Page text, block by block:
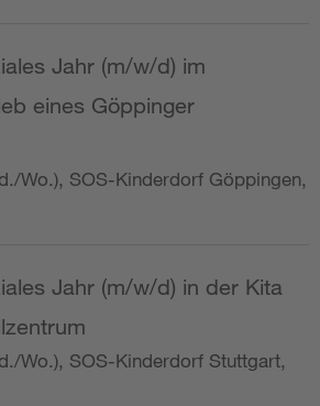
Jahr (m/w/d) im
eines Göppinger
Wo.), SOS-Kinderdorf Göppingen,
Jahr (m/w/d) in der Kita
Wo.), SOS-Kinderdorf Stuttgart,